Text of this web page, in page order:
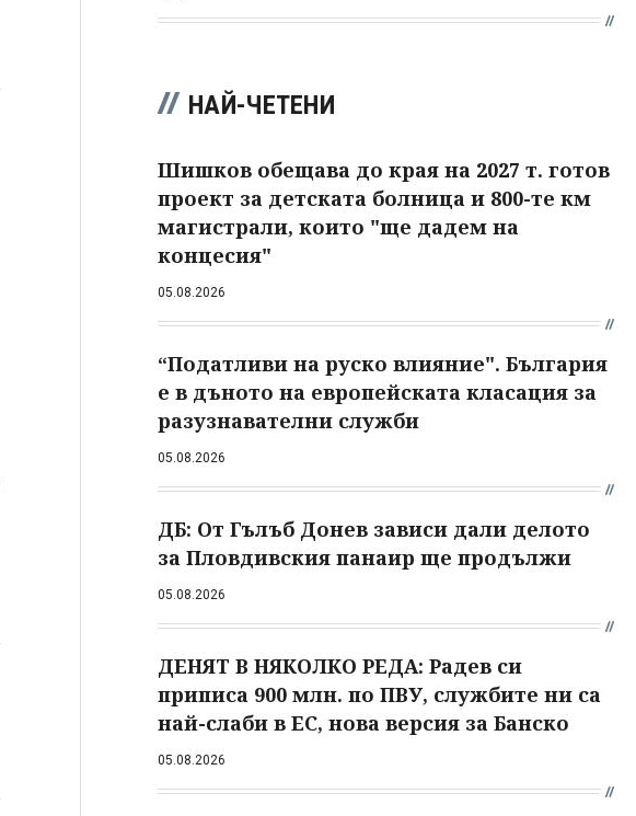
НАЙ-ЧЕТЕНИ
Шишков обещава до края на 2027 т. готов
проект за детската болница и 800-те км
магистрали, които "ще дадем на
концесия"
05.08.2026
“Податливи на руско влияние". България
е в дъното на европейската класация за
разузнавателни служби
05.08.2026
ДБ: От Гълъб Донев зависи дали делото
за Пловдивския панаир ще продължи
05.08.2026
ДЕНЯТ В НЯКОЛКО РЕДА: Радев си
приписа 900 млн. по ПВУ, службите ни са
най-слаби в ЕС, нова версия за Банско
05.08.2026